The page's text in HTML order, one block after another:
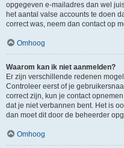
opgegeven e-mailadres dan wel
het aantal valse accounts te doen
correct was, neem dan contact op
Omhoog
Waarom kan ik niet aanmelden?
Er zijn verschillende redenen
Controleer eerst of je
correct zijn, kun je contact
dat je niet verbannen bent. Het is
dan moet dit door de beheerder
Omhoog